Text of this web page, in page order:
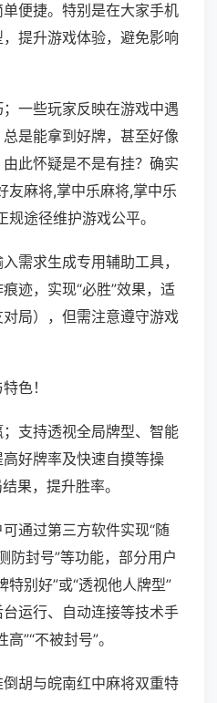
便捷。特别是在大家手机
提升游戏体验，避免影响
一些玩家反映在游戏中遇
是能拿到好牌，甚至好像
此怀疑是不是有挂？确实
友麻将,掌中乐麻将,掌中乐
途径维护游戏公平。
需求生成专用辅助工具，
迹，实现“必胜”效果，适
局），但需注意遵守游戏
色！
支持透视全局牌型、智能
好牌率及快速自摸等操
果，提升胜率。
通过第三方软件实现“随
防封号”等功能，部分用户
特别好”或“透视他人牌型”
运行、自动连接等技术手
”“不被封号”。
胡与皖南红中麻将双重特